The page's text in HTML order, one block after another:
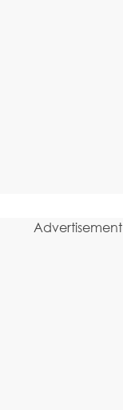
Advertisement